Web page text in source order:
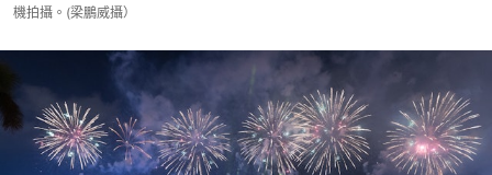
機拍攝。(梁鵬威攝）